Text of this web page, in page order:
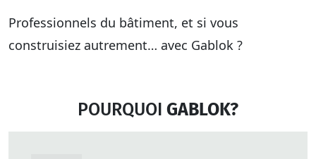
POURQUOI GABLOK?
Professionnels du bâtiment, et si vous
construisiez autrement… avec Gablok ?